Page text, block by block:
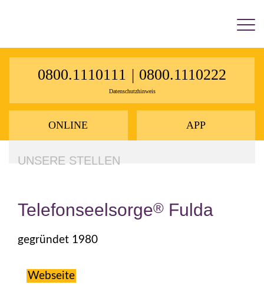
0800.1110111 | 0800.1110222
Datenschutzhinweis
ONLINE APP
UNSERE STELLEN
Telefonseelsorge® Fulda
gegründet 1980
Webseite